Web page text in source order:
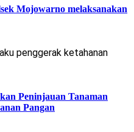
Mojowarno melaksanakan
penggerak ketahanan
Peninjauan Tanaman
Pangan